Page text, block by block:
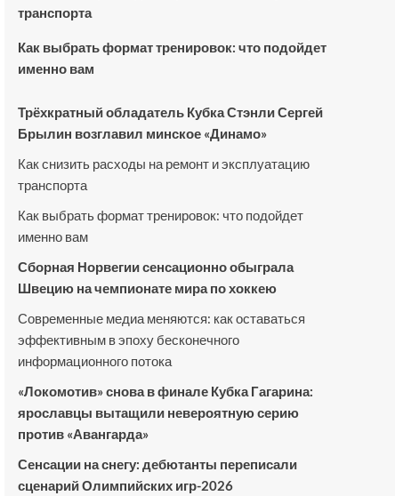
транспорта
Как выбрать формат тренировок: что подойдет
именно вам
Трёхкратный обладатель Кубка Стэнли Сергей
Брылин возглавил минское «Динамо»
Как снизить расходы на ремонт и эксплуатацию
транспорта
Как выбрать формат тренировок: что подойдет
именно вам
Сборная Норвегии сенсационно обыграла
Швецию на чемпионате мира по хоккею
Современные медиа меняются: как оставаться
эффективным в эпоху бесконечного
информационного потока
«Локомотив» снова в финале Кубка Гагарина:
ярославцы вытащили невероятную серию
против «Авангарда»
Сенсации на снегу: дебютанты переписали
сценарий Олимпийских игр-2026